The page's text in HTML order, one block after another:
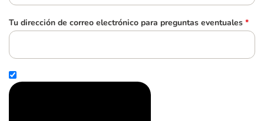
Tu dirección de correo electrónico para preguntas eventuales *